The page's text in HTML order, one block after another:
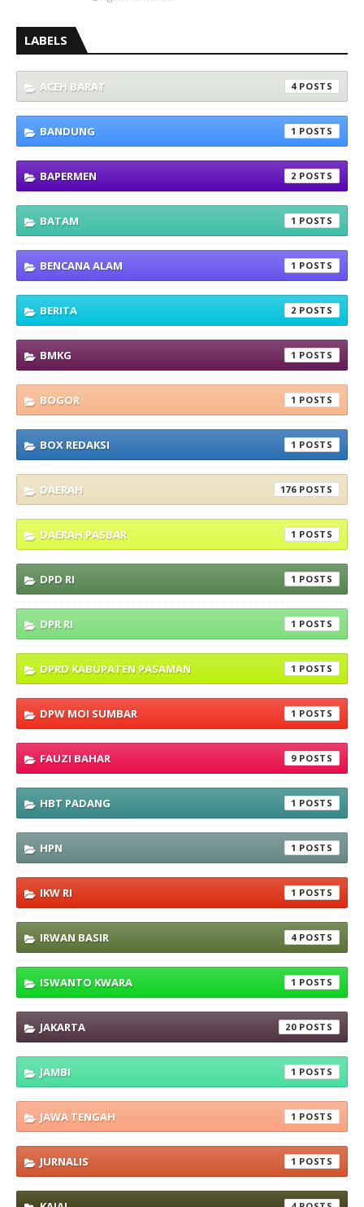
LABELS
ACEH BARAT 4
BANDUNG 1
BAPERMEN 2
BATAM 1
BENCANA ALAM 1
BERITA 2
BMKG 1
BOGOR 1
BOX REDAKSI 1
DAERAH 176
DAERAH PASBAR 1
DPD RI 1
DPR RI 1
DPRD KABUPATEN PASAMAN 1
DPW MOI SUMBAR 1
FAUZI BAHAR 9
HBT PADANG 1
HPN 1
IKW RI 1
IRWAN BASIR 4
ISWANTO KWARA 1
JAKARTA 20
JAMBI 1
JAWA TENGAH 1
JURNALIS 1